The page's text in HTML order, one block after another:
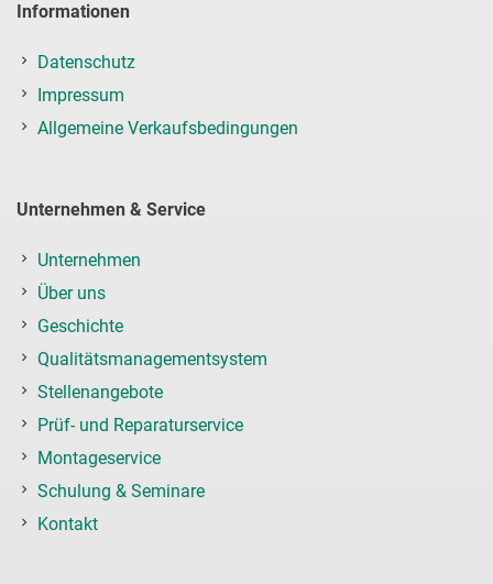
Informationen
Datenschutz
Impressum
Allgemeine Verkaufsbedingungen
Unternehmen & Service
Unternehmen
Über uns
Geschichte
Qualitätsmanagementsystem
Stellenangebote
Prüf- und Reparaturservice
Montageservice
Schulung & Seminare
Kontakt